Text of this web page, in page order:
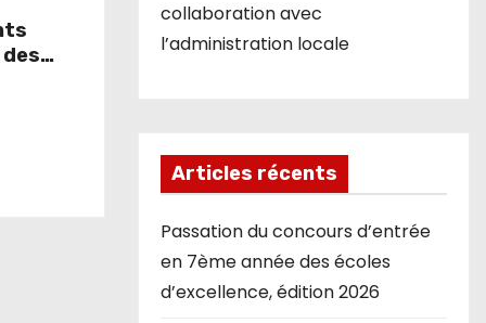
collaboration avec
l’administration locale
Articles récents
Passation du concours d’entrée
en 7ème année des écoles
d’excellence, édition 2026